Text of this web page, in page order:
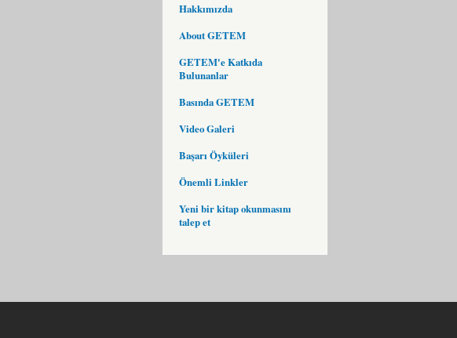
Hakkımızda
About GETEM
GETEM'e Katkıda
Bulunanlar
Basında GETEM
Video Galeri
Başarı Öyküleri
Önemli Linkler
Yeni bir kitap okunmasını
talep et